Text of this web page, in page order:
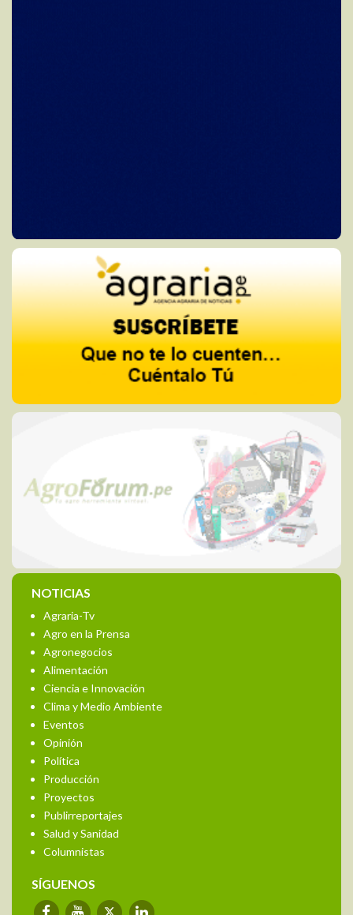
NOTICIAS
Agraria-Tv
Agro en la Prensa
Agronegocios
Alimentación
Ciencia e Innovación
Clima y Medio Ambiente
Eventos
Opinión
Política
Producción
Proyectos
Publirreportajes
Salud y Sanidad
Columnistas
SÍGUENOS